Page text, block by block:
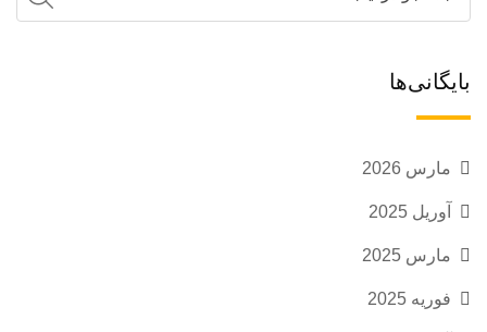
بایگانی‌ها
مارس 2026
آوریل 2025
مارس 2025
فوریه 2025